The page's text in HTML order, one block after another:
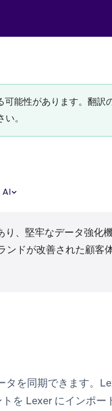
能性があります。翻訳
。
AI
、堅牢なデータ強化
ドが改善された顧客
を同期できます。
を Lexer にインポー